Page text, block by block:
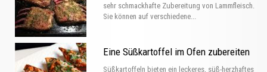
sehr schmackhafte Zubereitung von Lammfleisch.
Sie können auf verschiedene...
Eine Süßkartoffel im Ofen zubereiten
Süßkartoffeln bieten ein leckeres, süß-herzhaftes